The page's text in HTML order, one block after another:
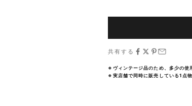
共有する
※ヴィンテージ品のため、多少の使
※実店舗で同時に販売している1点